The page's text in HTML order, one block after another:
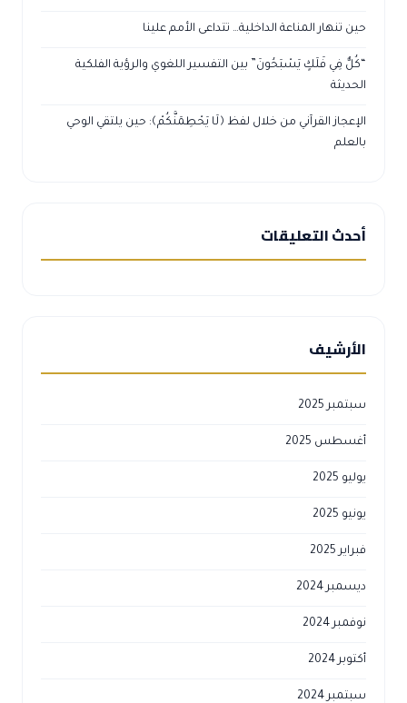
حين تنهار المناعة الداخلية… تتداعى الأمم علينا
“كُلٌّ فِي فَلَكٍ يَسْبَحُونَ” بين التفسير اللغوي والرؤية الفلكية
الحديثة
الإعجاز القرآني من خلال لفظ ﴿لَا يَحْطِمَنَّكُمْ﴾: حين يلتقي الوحي
بالعلم
أحدث التعليقات
الأرشيف
سبتمبر 2025
أغسطس 2025
يوليو 2025
يونيو 2025
فبراير 2025
ديسمبر 2024
نوفمبر 2024
أكتوبر 2024
سبتمبر 2024